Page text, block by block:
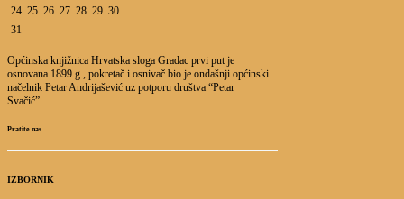
24 25 26 27 28 29 30
31
Općinska knjižnica Hrvatska sloga Gradac prvi put je
osnovana 1899.g., pokretač i osnivač bio je ondašnji općinski
načelnik Petar Andrijašević uz potporu društva “Petar
Svačić”.
Pratite nas
IZBORNIK